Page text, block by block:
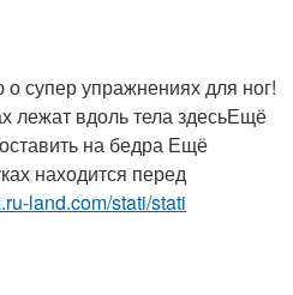
супер упражнениях для ног!
лежат вдоль тела здесьЕщё
на бедра Ещё
находится перед
land.com/stati/stati